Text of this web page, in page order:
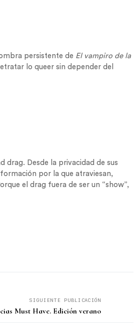
persistente de El vampiro de la
lo queer sin depender del
drag. Desde la privacidad de sus
por la que atraviesan,
el drag fuera de ser un “show”,
SIGUIENTE PUBLICACIÓN
Must Have. Edición verano